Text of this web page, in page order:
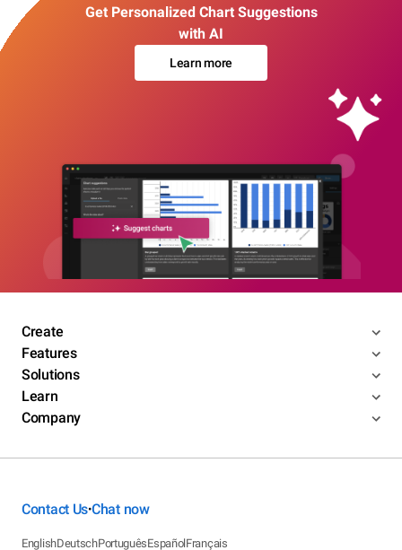
Get Personalized Chart Suggestions
with AI
Learn more
Create
Features
Solutions
Learn
Company
Contact Us•Chat now
EnglishDeutschPortuguêsEspañolFrançais